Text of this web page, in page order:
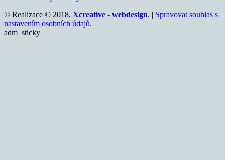
© Realizace © 2018, Xcreative - webdesign. | Spravovat souhlas s
nastavením osobních údajů.
adm_sticky